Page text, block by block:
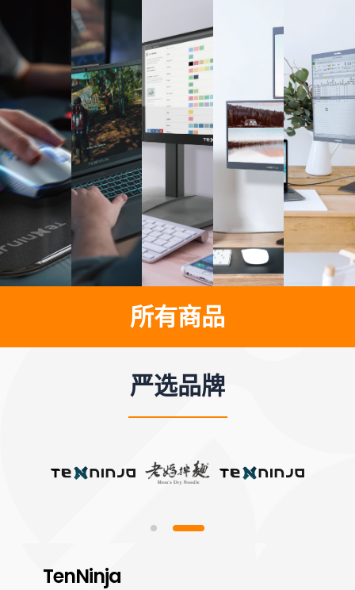
所有商品
严选品牌
TenNinja